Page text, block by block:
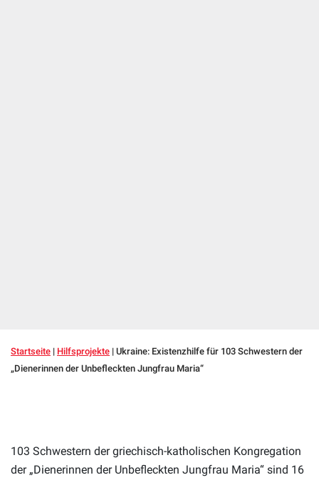
Startseite | Hilfsprojekte | Ukraine: Existenzhilfe für 103 Schwestern der
„Dienerinnen der Unbefleckten Jungfrau Maria“
103 Schwestern der griechisch-katholischen Kongregation
der „Dienerinnen der Unbefleckten Jungfrau Maria“ sind 16